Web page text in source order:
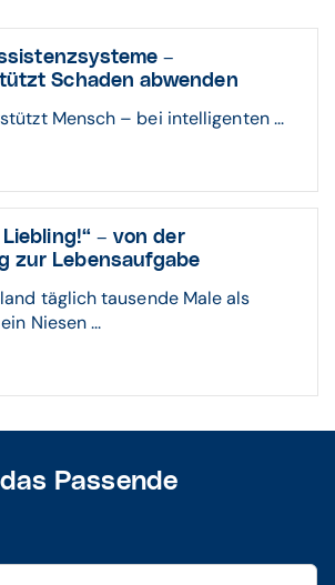
–
Schaden abwenden
Mensch – bei intelligenten ...
– von der
zur Lebensaufgabe
täglich tausende Male als
Niesen ...
Passende